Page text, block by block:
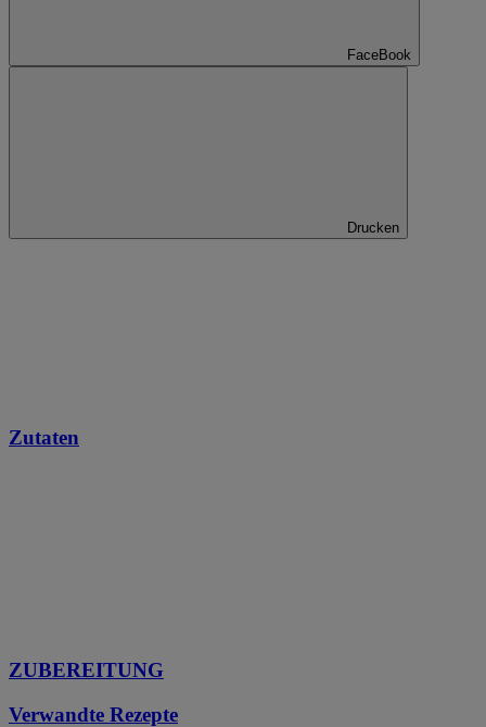
FaceBook
Drucken
Zutaten
ZUBEREITUNG
Verwandte Rezepte